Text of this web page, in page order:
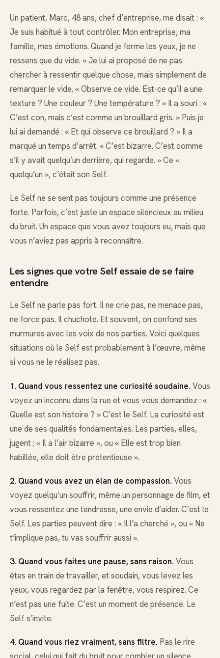
Un patient, Marc, 48 ans, chef d’entreprise, me disait : «
Je suis habitué à tout contrôler. Mon entreprise, ma
famille, mes émotions. Quand je ferme les yeux, je ne
ressens que du vide. » Je lui ai proposé de ne pas
chercher à ressentir quelque chose, mais simplement de
remarquer le vide. « Observe ce vide. Est-ce qu’il a une
texture ? Une couleur ? Une température ? » Il a souri : «
C’est con, mais c’est comme un brouillard gris. » Puis je
lui ai demandé : « Et qui observe ce brouillard ? » Il a
marqué un temps d’arrêt. « C’est bizarre. C’est comme
s’il y avait quelqu’un derrière, qui regarde. » Ce «
quelqu’un », c’était son Self.
Le Self ne se sent pas toujours comme une présence
forte. Parfois, c’est juste un espace silencieux au milieu
du bruit. Un espace que vous avez toujours eu, mais que
vous n’aviez pas appris à reconnaître.
Les signes que votre Self essaie de se faire
entendre
Le Self ne parle pas fort. Il ne crie pas, ne menace pas,
ne force pas. Il chuchote. Et souvent, on confond ses
murmures avec les voix de nos parties. Voici quelques
situations où le Self est probablement à l’œuvre, même
si vous ne le réalisez pas.
1. Quand vous ressentez une curiosité soudaine. Vous
voyez un inconnu dans la rue et vous vous demandez : «
Quelle est son histoire ? » C’est le Self. La curiosité est
une de ses qualités fondamentales. Les parties, elles,
jugent : « Il a l’air bizarre », ou « Elle est trop bien
habillée, elle doit être prétentieuse ».
2. Quand vous avez un élan de compassion. Vous
voyez quelqu’un souffrir, même un personnage de film, et
vous ressentez une tendresse, une envie d’aider. C’est le
Self. Les parties peuvent dire : « Il l’a cherché », ou « Ne
t’implique pas, tu vas souffrir aussi ».
3. Quand vous faites une pause, sans raison. Vous
êtes en train de travailler, et soudain, vous levez les
yeux, vous regardez par la fenêtre, vous respirez. Ce
n’est pas une fuite. C’est un moment de présence. Le
Self s’invite.
4. Quand vous riez vraiment, sans filtre. Pas le rire